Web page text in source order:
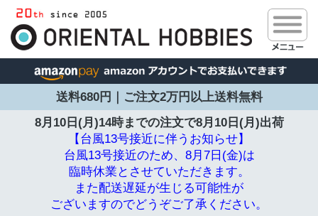
送料680円｜ご注文2万円以上送料無料
8月10日(月)14時までの注文で8月10日(月)出荷
【台風13号接近に伴うお知らせ】
台風13号接近のため、8月7日(金)は
臨時休業とさせていただきます。
また配送遅延が生じる可能性が
ございますのでどうぞご了承ください。